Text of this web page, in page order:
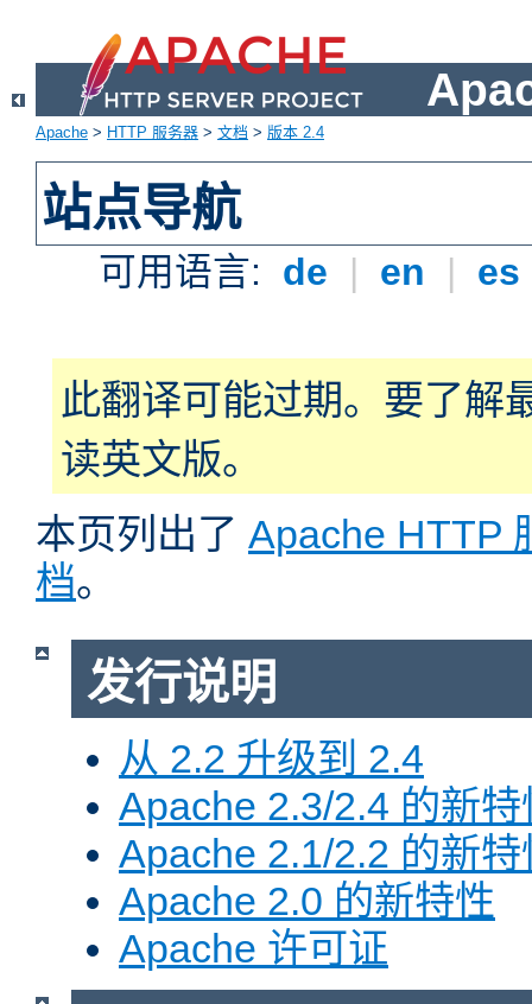
Apache > HTTP 服务器 > 文档 > 版本 2.4
站点导航
可用语言: de | en | es
此翻译可能过期。要了解
读英文版。
本页列出了 Apache HTTP
档。
发行说明
从 2.2 升级到 2.4
Apache 2.3/2.4 的新特
Apache 2.1/2.2 的新特
Apache 2.0 的新特性
Apache 许可证